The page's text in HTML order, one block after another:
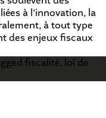
à l’innovation, la
à tout type
des enjeux fiscaux
fiscalité, loi de